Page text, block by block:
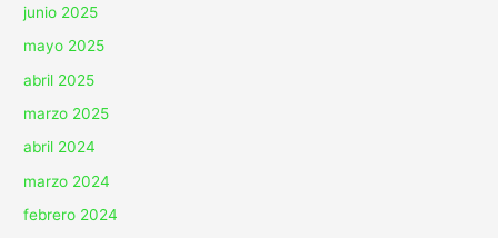
junio 2025
mayo 2025
abril 2025
marzo 2025
abril 2024
marzo 2024
febrero 2024